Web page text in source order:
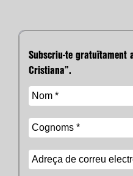
Subscriu-te gratuïtament
Cristiana”.